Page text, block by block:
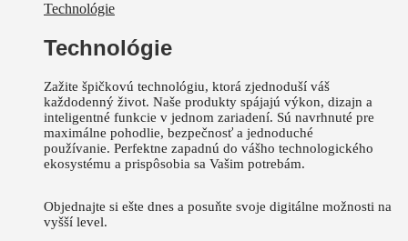
Technológie
Technológie
Zažite špičkovú technológiu, ktorá zjednoduší váš
každodenný život. Naše produkty spájajú výkon, dizajn a
inteligentné funkcie v jednom zariadení. Sú navrhnuté pre
maximálne pohodlie, bezpečnosť a jednoduché
používanie. Perfektne zapadnú do vášho technologického
ekosystému a prispôsobia sa Vašim potrebám.
Objednajte si ešte dnes a posuňte svoje digitálne možnosti na
vyšší level.